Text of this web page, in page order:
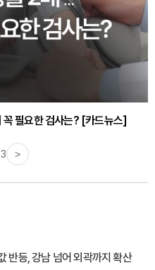
필요한 검사는? [카드뉴스]
>
반등, 강남 넘어 외곽까지 확산